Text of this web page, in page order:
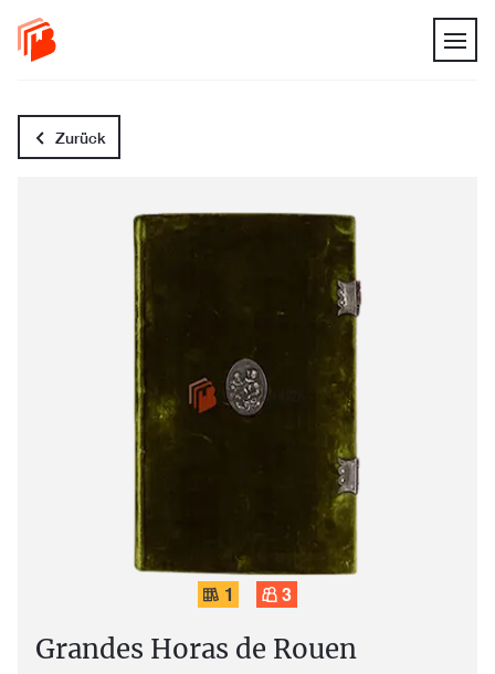
Zurück
1 3
Grandes Horas de Rouen